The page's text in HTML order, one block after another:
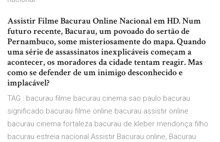
Assistir Filme Bacurau Online Nacional em HD. Num
futuro recente, Bacurau, um povoado do sertão de
Pernambuco, some misteriosamente do mapa. Quando
uma série de assassinatos inexplicáveis começam a
acontecer, os moradores da cidade tentam reagir. Mas
como se defender de um inimigo desconhecido e
implacável?
TAG : bacurau filme bacurau cinema sao paulo bacurau
significado bacurau filme online bacurau assistir online
bacurau cinema fortaleza bacurau de kleber mendonça filho
bacurau estreia nacional Assistir Bacurau online, Bacurau